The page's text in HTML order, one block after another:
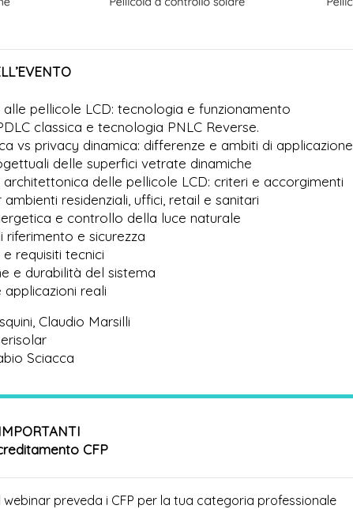
alle pellicole LCD: tecnologia e funzionamento
classica e tecnologia PNLC Reverse.
vs privacy dinamica: differenze e ambiti di applicazione
delle superfici vetrate dinamiche
architettonica delle pellicole LCD: criteri e accorgimenti
ambienti residenziali, uffici, retail e sanitari
e controllo della luce naturale
riferimento e sicurezza
requisiti tecnici
e durabilità del sistema
applicazioni reali
Claudio Marsilli
Sciacca
CFP
webinar preveda i CFP per la tua categoria professionale